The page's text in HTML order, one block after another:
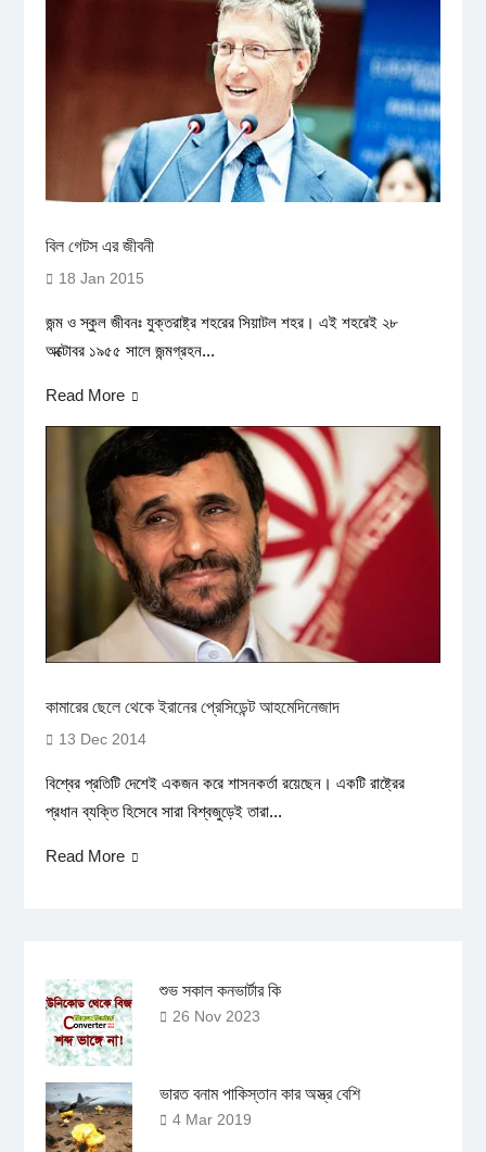
বিল গেটস এর জীবনী
18 Jan 2015
জন্ম ও স্কুল জীবনঃ যুক্তরাষ্ট্র শহরের সিয়াটল শহর। এই শহরেই ২৮
অক্টোবর ১৯৫৫ সালে জন্মগ্রহন...
Read More
কামারের ছেলে থেকে ইরানের প্রেসিডেন্ট আহমেদিনেজাদ
13 Dec 2014
বিশ্বের প্রতিটি দেশেই একজন করে শাসনকর্তা রয়েছেন। একটি রাষ্ট্রের
প্রধান ব্যক্তি হিসেবে সারা বিশ্বজুড়েই তারা...
Read More
শুভ সকাল কনভার্টার কি
26 Nov 2023
ভারত বনাম পাকিস্তান কার অস্ত্র বেশি
4 Mar 2019